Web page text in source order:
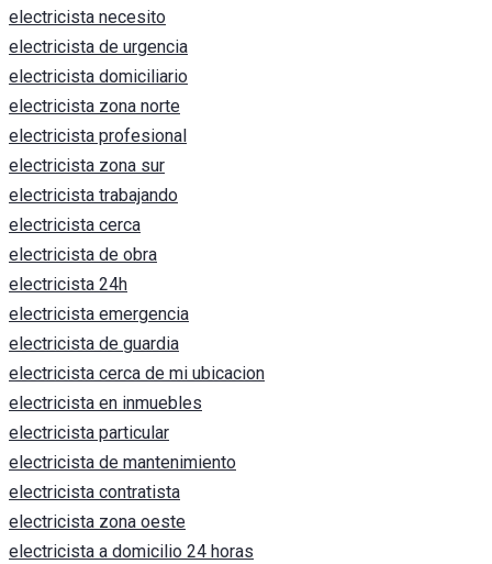
electricista necesito
electricista de urgencia
electricista domiciliario
electricista zona norte
electricista profesional
electricista zona sur
electricista trabajando
electricista cerca
electricista de obra
electricista 24h
electricista emergencia
electricista de guardia
electricista cerca de mi ubicacion
electricista en inmuebles
electricista particular
electricista de mantenimiento
electricista contratista
electricista zona oeste
electricista a domicilio 24 horas